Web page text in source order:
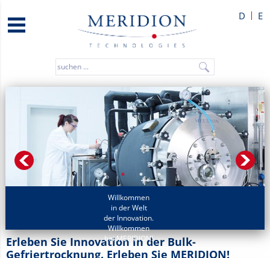
D E
Willkommen
in der Welt
der Innovation.
Willkommen
bei MERIDION!
Erleben Sie Innovation in der Bulk-
Gefriertrocknung. Erleben Sie MERIDION!